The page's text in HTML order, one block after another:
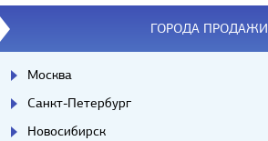
ГОРОДА ПРОДАЖИ
Москва
Санкт-Петербург
Новосибирск